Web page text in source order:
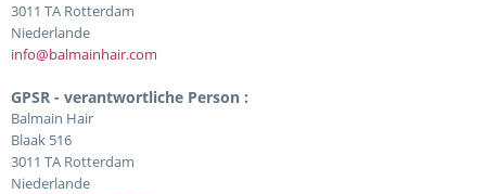
3011 TA Rotterdam
Niederlande
info@balmainhair.com
GPSR - verantwortliche Person :
Balmain Hair
Blaak 516
3011 TA Rotterdam
Niederlande